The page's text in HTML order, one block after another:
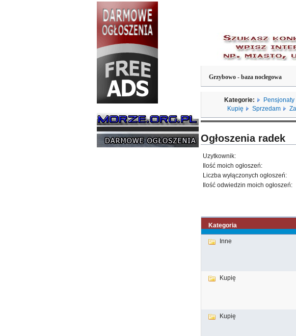
Grzybowo - baza noclegowa
Kategorie: Pensjonaty
Kupię
Sprzedam
Ogłoszenia radek
Uzytkownik:
Ilość moich ogłoszeń:
Liczba wyłączonych ogłoszeń:
Ilość odwiedzin moich ogłoszeń:
Kategoria
Inne
Kupię
Kupię